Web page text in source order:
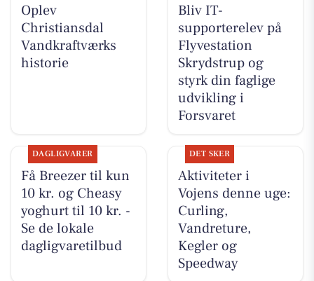
Oplev
Christiansdal
Vandkraftværks
historie
Bliv IT-
supporterelev på
Flyvestation
Skrydstrup og
styrk din faglige
udvikling i
Forsvaret
DAGLIGVARER
Få Breezer til kun
10 kr. og Cheasy
yoghurt til 10 kr. -
Se de lokale
dagligvaretilbud
DET SKER
Aktiviteter i
Vojens denne uge:
Curling,
Vandreture,
Kegler og
Speedway